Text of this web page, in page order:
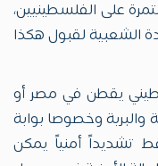
على الفلسطينيين،
الشعبية لقبول هكذا
يقطن في مصر أو
والبرية وخصوصا بوابة
أمنياً يمكن